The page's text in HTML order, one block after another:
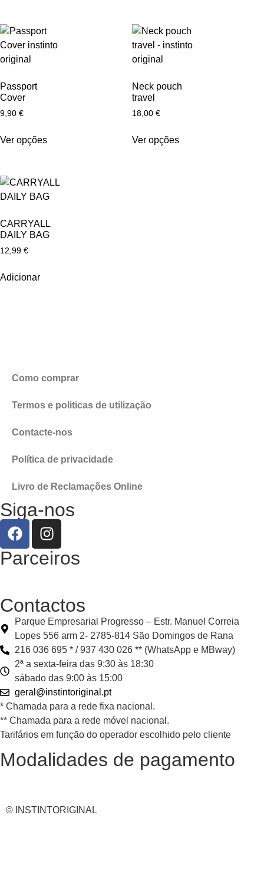
Passport
Cover
9,90 €
Ver opções
Neck pouch
travel
18,00 €
Ver opções
CARRYALL
DAILY BAG
12,99 €
Adicionar
Como comprar
Termos e politicas de utilização
Contacte-nos
Política de privacidade
Livro de Reclamações Online
Siga-nos
Parceiros
Contactos
Parque Empresarial Progresso – Estr. Manuel Correia
Lopes 556 arm 2- 2785-814 São Domingos de Rana
216 036 695 * / 937 430 026 ** (WhatsApp e MBway)
2ª a sexta-feira das 9:30 às 18:30
sábado das 9:00 às 15:00
geral@instintoriginal.pt
* Chamada para a rede fixa nacional.
** Chamada para a rede móvel nacional.
Tarifários em função do operador escolhido pelo cliente
Modalidades de pagamento
© INSTINTORIGINAL